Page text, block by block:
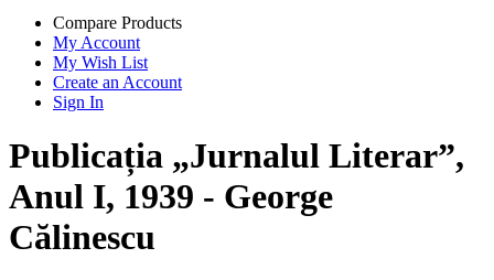
Compare Products
My Account
My Wish List
Create an Account
Sign In
Publicația „Jurnalul Literar”,
Anul I, 1939 - George
Călinescu